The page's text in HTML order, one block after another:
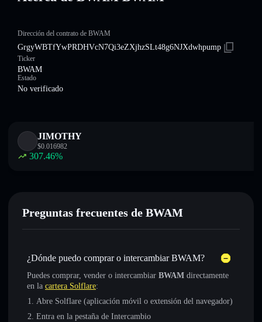
Dirección del contrato de BWAM
GrgyWBTfYwPRDHVcN7Qi3eZXjhzSLt48g6NJXdwhpump
Ticker
BWAM
Estado
No verificado
JIMOTHY
$0.016982
307.46%
Preguntas frecuentes de BWAM
¿Dónde puedo comprar o intercambiar BWAM?
Puedes comprar, vender o intercambiar BWAM directamente
en la cartera Solflare:
Abre Solflare (aplicación móvil o extensión del navegador)
Entra en la pestaña de Intercambio